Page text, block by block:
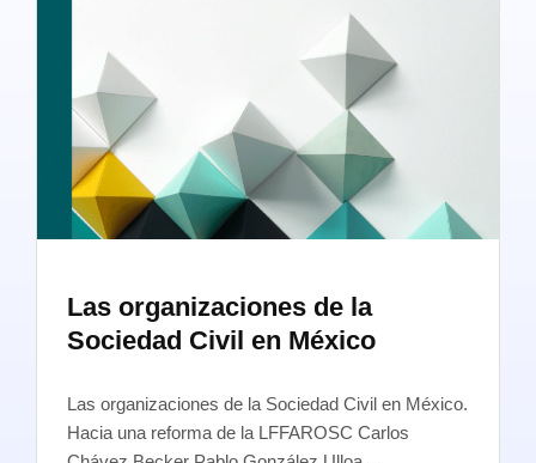
Las organizaciones de la
Sociedad Civil en México
Las organizaciones de la Sociedad Civil en México.
Hacia una reforma de la LFFAROSC Carlos